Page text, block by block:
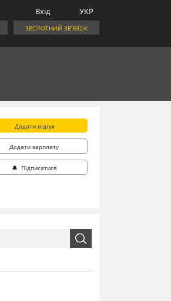
УКР
Вхід
ЗВОРОТНИЙ ЗВ'ЯЗОК
Додати відгук
Додати зарплату
🔔 Підписатися